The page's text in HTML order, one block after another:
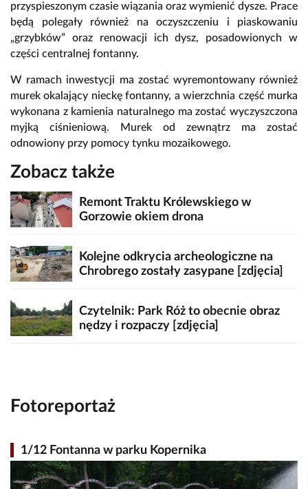
przyspieszonym czasie wiązania oraz wymienić dysze. Prace
będą polegały również na oczyszczeniu i piaskowaniu
„grzybków” oraz renowacji ich dysz, posadowionych w
części centralnej fontanny.
W ramach inwestycji ma zostać wyremontowany również
murek okalający nieckę fontanny, a wierzchnia część murka
wykonana z kamienia naturalnego ma zostać wyczyszczona
myjką ciśnieniową. Murek od zewnątrz ma zostać
odnowiony przy pomocy tynku mozaikowego.
Zobacz także
Remont Traktu Królewskiego w
Gorzowie okiem drona
Kolejne odkrycia archeologiczne na
Chrobrego zostały zasypane [zdjęcia]
Czytelnik: Park Róż to obecnie obraz
nędzy i rozpaczy [zdjęcia]
Fotoreportaż
1/12 Fontanna w parku Kopernika